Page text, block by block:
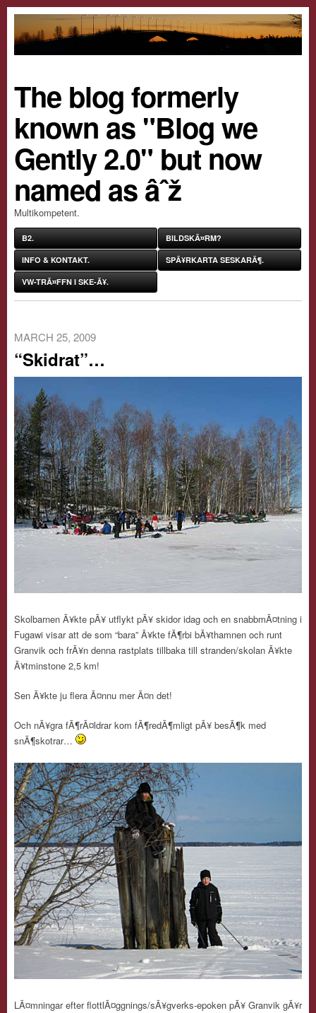
The blog formerly
known as "Blog we
Gently 2.0" but now
named as âˆž
Multikompetent.
B2. BILDSKÃ¤RM?
INFO & KONTAKT. SPÃ¥RKARTA SESKARÃ¶.
VW-TRÃ¤FFN I SKE-Ã¥.
MARCH 25, 2009
“Skidrat”…
Skolbarnen Ã¥kte pÃ¥ utflykt pÃ¥ skidor idag och en snabbmÃ¤tning i
Fugawi visar att de som “bara” Ã¥kte fÃ¶rbi bÃ¥thamnen och runt
Granvik och frÃ¥n denna rastplats tillbaka till stranden/skolan Ã¥kte
Ã¥tminstone 2,5 km!
Sen Ã¥kte ju flera Ã¤nnu mer Ã¤n det!
Och nÃ¥gra fÃ¶rÃ¤ldrar kom fÃ¶redÃ¶mligt pÃ¥ besÃ¶k med
snÃ¶skotrar…
LÃ¤mningar efter flottlÃ¤ggnings/sÃ¥gverks-epoken pÃ¥ Granvik gÃ¥r